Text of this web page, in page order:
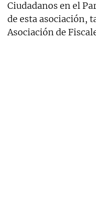
Ciudadanos en el
de esta asociación,
Asociación de